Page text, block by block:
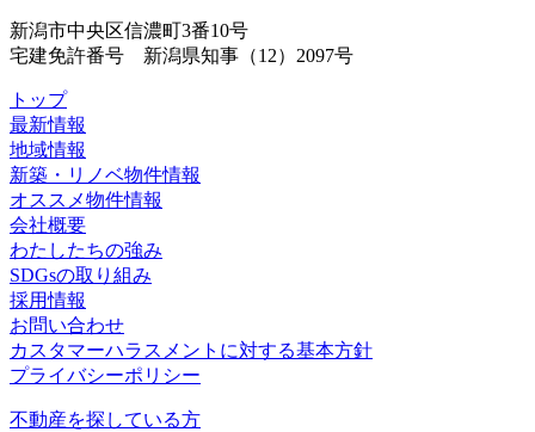
新潟市中央区信濃町3番10号
宅建免許番号 新潟県知事（12）2097号
トップ
最新情報
地域情報
新築・リノベ物件情報
オススメ物件情報
会社概要
わたしたちの強み
SDGsの取り組み
採用情報
お問い合わせ
カスタマーハラスメントに対する基本方針
プライバシーポリシー
不動産を探している方